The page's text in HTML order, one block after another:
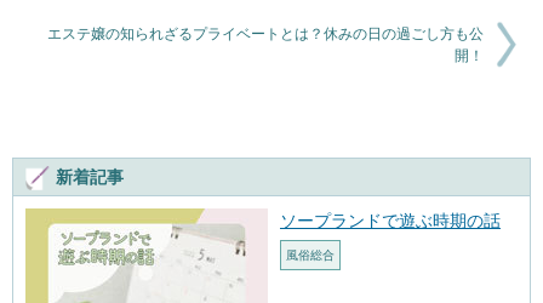
エステ嬢の知られざるプライベートとは？休みの日の過ごし方も公
開！
新着記事
ソープランドで遊ぶ時期の話
風俗総合